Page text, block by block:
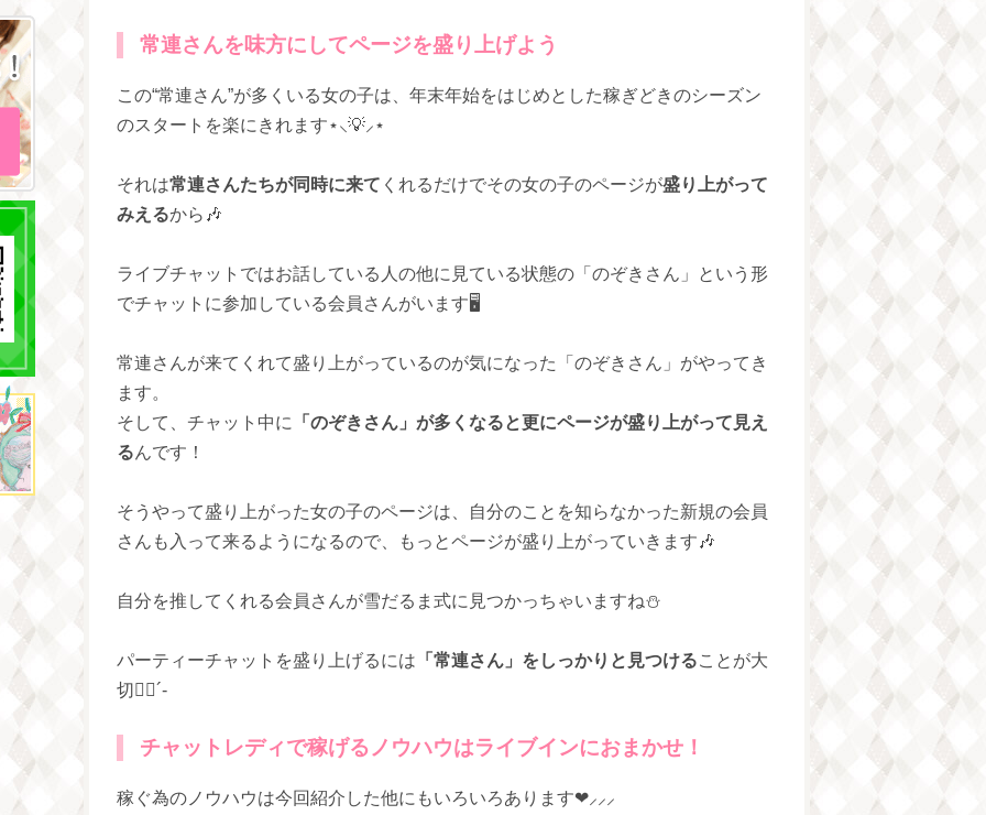
常連さんを味方にしてページを盛り上げよう
この“常連さん”が多くいる女の子は、年末年始をはじめとした稼ぎどきのシーズン
のスタートを楽にきれます⋆⸜💡⸝⋆
それは常連さんたちが同時に来て くれるだけでその女の子のページが盛り上がって
みえるから🎶
ライブチャットではお話している人の他に見ている状態の「のぞきさん」という形
でチャットに参加している会員さんがいます🖥
常連さんが来てくれて盛り上がっているのが気になった「のぞきさん」がやってき
ます。
そして、チャット中に
「のぞきさん」が多くなると更にページが盛り上がって見え
るんです！
そうやって盛り上がった女の子のページは、自分のことを知らなかった新規の会員
さんも入って来るようになるので、もっとページが盛り上がっていきます🎶
自分を推してくれる会員さんが雪だるま式に見つかっちゃいますね⛄️
パーティーチャットを盛り上げるには 「常連さん」をしっかりと見つけることが大
切👍🏻´-
チャットレディで稼げるノウハウはライブインにおまかせ！
稼ぐ為のノウハウは今回紹介した他にもいろいろあります‪❤︎‬‪⸝⸝⸝